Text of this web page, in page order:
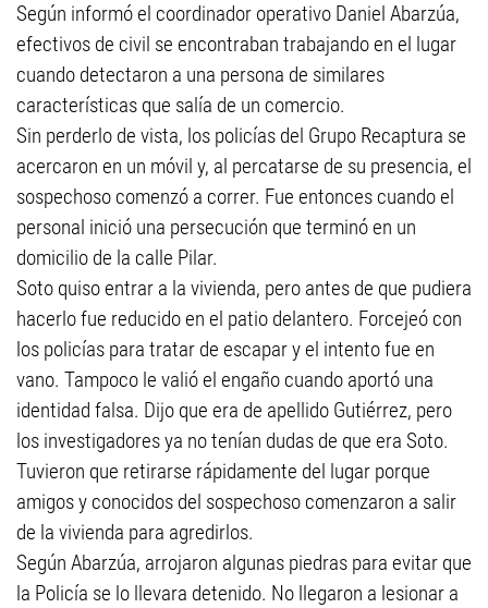
Según informó el coordinador operativo Daniel Abarzúa,
efectivos de civil se encontraban trabajando en el lugar
cuando detectaron a una persona de similares
características que salía de un comercio.
Sin perderlo de vista, los policías del Grupo Recaptura se
acercaron en un móvil y, al percatarse de su presencia, el
sospechoso comenzó a correr. Fue entonces cuando el
personal inició una persecución que terminó en un
domicilio de la calle Pilar.
Soto quiso entrar a la vivienda, pero antes de que pudiera
hacerlo fue reducido en el patio delantero. Forcejeó con
los policías para tratar de escapar y el intento fue en
vano. Tampoco le valió el engaño cuando aportó una
identidad falsa. Dijo que era de apellido Gutiérrez, pero
los investigadores ya no tenían dudas de que era Soto.
Tuvieron que retirarse rápidamente del lugar porque
amigos y conocidos del sospechoso comenzaron a salir
de la vivienda para agredirlos.
Según Abarzúa, arrojaron algunas piedras para evitar que
la Policía se lo llevara detenido. No llegaron a lesionar a